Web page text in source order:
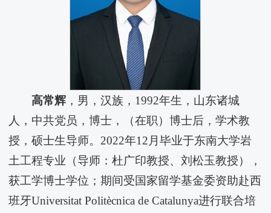
高常辉，男，汉族，1992年生，山东诸城
人，中共党员，博士，（在职）博士后，学术教
授，硕士生导师。2022年12月毕业于东南大学岩
土工程专业（导师：杜广印教授、刘松玉教授），
获工学博士学位；期间受国家留学基金委资助赴西
班牙Universitat Politècnica de Catalunya进行联合培